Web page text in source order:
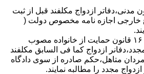
ماده ۱۰۶۰ قانون مدنی،دفاتر ازدواج مکلفند قبل از ثبت
خارجی اجازه نامه مخصوص دولت (
با توجه به عدم نسخ ماده ۱۶ قانون حمایت از خانواده مصوب
ازدواج کما فی السابق مکلفند
متاهل،حکم صادره از سوی دادگاه
مجدد را مطالبه نمایند.